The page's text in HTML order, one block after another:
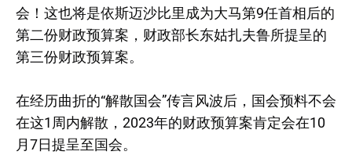
会！这也将是依斯迈沙比里成为大马第9任首相后的
第二份财政预算案，财政部长东姑扎夫鲁所提呈的
第三份财政预算案。
在经历曲折的“解散国会”传言风波后，国会预料不会
在这1周内解散，2023年的财政预算案肯定会在10
月7日提呈至国会。